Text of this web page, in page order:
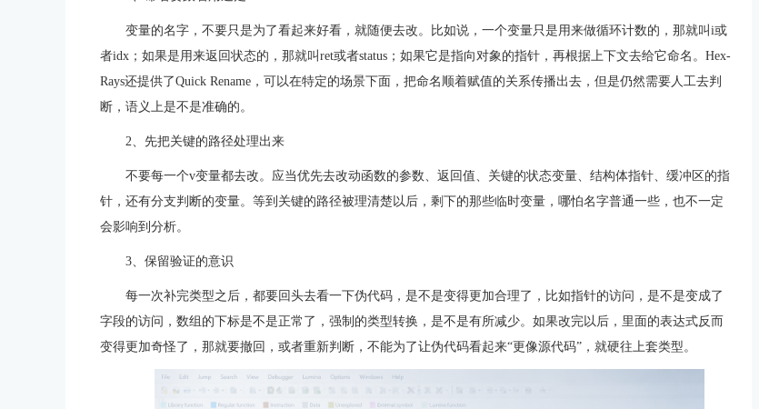
变量的名字，不要只是为了看起来好看，就随便去改。比如说，一个变量只是用来做循环计数的，那就叫i或
者idx；如果是用来返回状态的，那就叫ret或者status；如果它是指向对象的指针，再根据上下文去给它命名。Hex-
Rays还提供了Quick Rename，可以在特定的场景下面，把命名顺着赋值的关系传播出去，但是仍然需要人工去判
断，语义上是不是准确的。
2、先把关键的路径处理出来
不要每一个v变量都去改。应当优先去改动函数的参数、返回值、关键的状态变量、结构体指针、缓冲区的指
针，还有分支判断的变量。等到关键的路径被理清楚以后，剩下的那些临时变量，哪怕名字普通一些，也不一定
会影响到分析。
3、保留验证的意识
每一次补完类型之后，都要回头去看一下伪代码，是不是变得更加合理了，比如指针的访问，是不是变成了
字段的访问，数组的下标是不是正常了，强制的类型转换，是不是有所减少。如果改完以后，里面的表达式反而
变得更加奇怪了，那就要撤回，或者重新判断，不能为了让伪代码看起来“更像源代码”，就硬往上套类型。